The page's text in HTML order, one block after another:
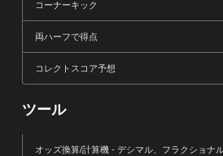
コーナーキック
両ハーフで得点
コレクトスコア予想
ツール
オッズ換算/計算機 - デシマル、フラクショナ